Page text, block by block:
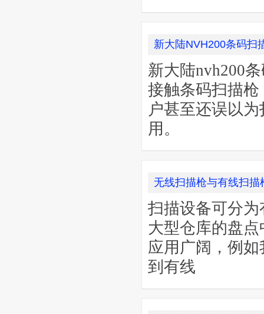
新大陆NVH200条码扫
新大陆nvh200
接触条码扫描
户甚至还误以
用。
无线扫描枪与有线扫描
扫描设备可分
大型仓库的盘
应用广阔，例
到有线